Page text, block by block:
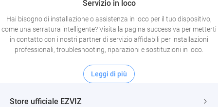
Servizio in loco
Hai bisogno di installazione o assistenza in loco per il tuo dispositivo,
come una serratura intelligente? Visita la pagina successiva per metterti
in contatto con i nostri partner di servizio affidabili per installazioni
professionali, troubleshooting, riparazioni e sostituzioni in loco.
Leggi di più
Store ufficiale EZVIZ